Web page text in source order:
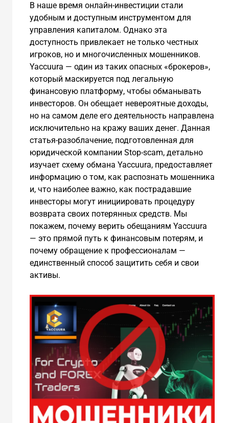
В наше время онлайн-инвестиции стали
удобным и доступным инструментом для
управления капиталом. Однако эта
доступность привлекает не только честных
игроков, но и многочисленных мошенников.
Yaccuura — один из таких опасных «брокеров»,
который маскируется под легальную
финансовую платформу, чтобы обманывать
инвесторов. Он обещает невероятные доходы,
но на самом деле его деятельность направлена
исключительно на кражу ваших денег. Данная
статья-разоблачение, подготовленная для
юридической компании Stop-scam, детально
изучает схему обмана Yaccuura, предоставляет
информацию о том, как распознать мошенника
и, что наиболее важно, как пострадавшие
инвесторы могут инициировать процедуру
возврата своих потерянных средств. Мы
покажем, почему верить обещаниям Yaccuura
— это прямой путь к финансовым потерям, и
почему обращение к профессионалам —
единственный способ защитить себя и свои
активы.